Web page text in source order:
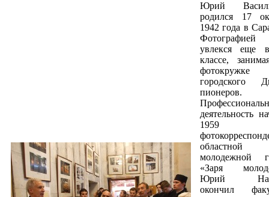
Юрий
родился 17
1942 года в
увлекся еще
классе,
фотокружке
городского
пионеров.
деятельность
1959
областной
молодежной
«Заря
Юрий
окончил